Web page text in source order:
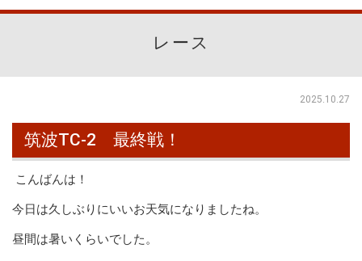
レース
2025.10.27
筑波TC-2 最終戦！
こんばんは！
今日は久しぶりにいいお天気になりましたね。
昼間は暑いくらいでした。